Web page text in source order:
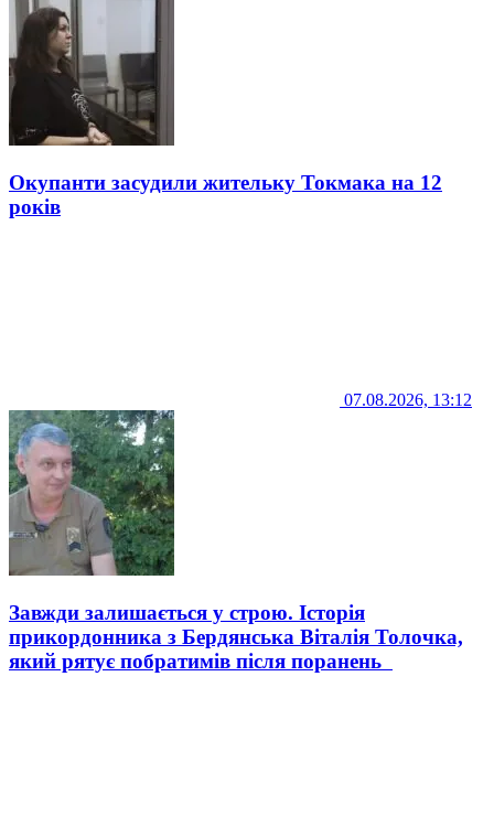
Окупанти засудили жительку Токмака на 12
років
07.08.2026, 13:12
Завжди залишається у строю. Історія
прикордонника з Бердянська Віталія Толочка,
який рятує побратимів після поранень